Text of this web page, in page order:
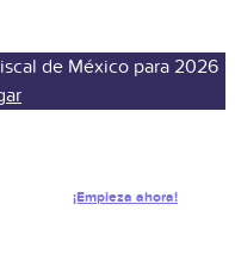
de México para 2026
¡Empieza ahora!